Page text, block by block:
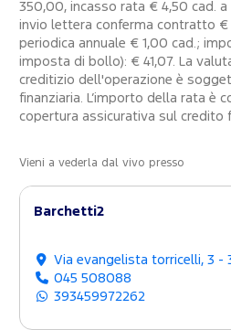
350,00, incasso rata € 4,50 cad. a
invio lettera conferma contratto €
periodica annuale € 1,00 cad.;
imposta di bollo): € 41,07. La
creditizio dell'operazione è
finanziaria. L’importo della rata è
copertura assicurativa sul credito
Vieni a vederla dal vivo presso
Barchetti2
Via evangelista torricelli, 3 -
045 508088
393459972262